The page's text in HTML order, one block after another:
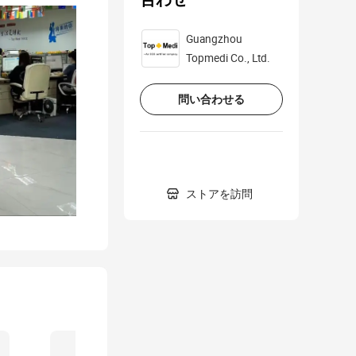
Guangzhou
Topmedi Co., Ltd.
問い合わせる
 ストアを訪問